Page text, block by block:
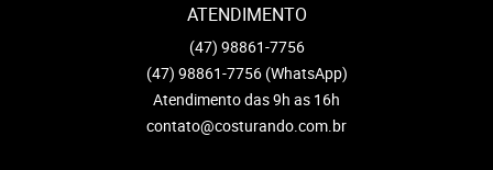
ATENDIMENTO
(47) 98861-7756
(47) 98861-7756 (WhatsApp)
Atendimento das 9h as 16h
contato@costurando.com.br